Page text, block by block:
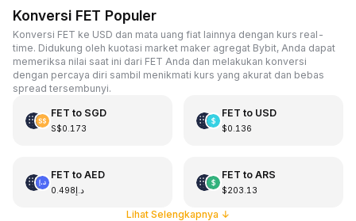
Konversi FET Populer
Konversi FET ke USD dan mata uang fiat lainnya dengan kurs real-
time. Didukung oleh kuotasi market maker agregat Bybit, Anda dapat
memeriksa nilai saat ini dari FET Anda dan melakukan konversi
dengan percaya diri sambil menikmati kurs yang akurat dan bebas
spread tersembunyi.
FET to SGD
S$0.173
FET to USD
$0.136
FET to AED
د.إ0.498
FET to ARS
$203.13
Lihat Selengkapnya ↓